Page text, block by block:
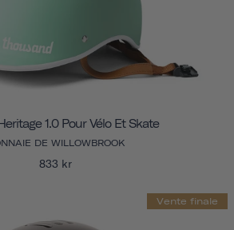
1.0 Pour Vélo Et Skate
DE WILLOWBROOK
833 kr
Vente finale